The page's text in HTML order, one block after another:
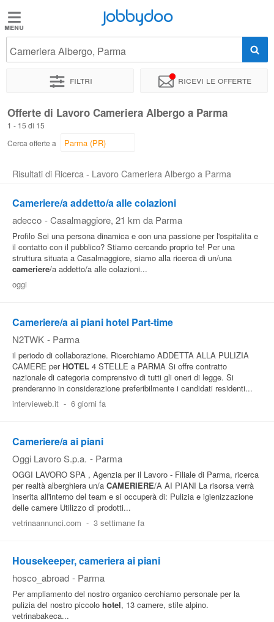
Jobbydoo
Offerte
Stipendi
Elenco
Blog
Pubblica
Area
Aziende
Jobbydoo
Cameriera Albergo, Parma
Filtri Ricevi le offerte
Offerte di Lavoro Cameriera Albergo a Parma
1 - 15 di 15
Cerca offerte a
Risultati di Ricerca - Lavoro Cameriera Albergo a Parma
Cameriere/a addetto/a alle colazioni
adecco - Casalmaggiore, 21 km da Parma
Profilo Sei una persona dinamica e con una passione per l'ospitalita e
il contatto con il pubblico? Stiamo cercando proprio te! Per una
struttura situata a Casalmaggiore, siamo alla ricerca di un/una
cameriere/a addetto/a alle colazioni...
oggi
Cameriere/a ai piani hotel Part-time
N2TWK - Parma
il periodo di collaborazione. Ricerchiamo ADDETTA ALLA PULIZIA
CAMERE per HOTEL 4 STELLE a PARMA Si offre contratto
nazionale di categoria comprensivo di tutti gli oneri di legge. Si
prenderanno in considerazione preferibilmente i candidati residenti...
intervieweb.it - 6 giorni fa
Cameriere/a ai piani
Oggi Lavoro S.p.a. - Parma
OGGI LAVORO SPA , Agenzia per il Lavoro - Filiale di Parma, ricerca
per realtà alberghiera un/a CAMERIERE/A AI PIANI La risorsa verrà
inserita all'interno del team e si occuperà di: Pulizia e igienizzazione
delle camere Utilizzo di prodotti...
vetrinaannunci.com - 3 settimane fa
Housekeeper, cameriera ai piani
hosco_abroad - Parma
Per ampliamento del nostro organico cerchiamo personale per la
pulizia del nostro piccolo hotel, 13 camere, stile alpino.
vetrinabakeca...